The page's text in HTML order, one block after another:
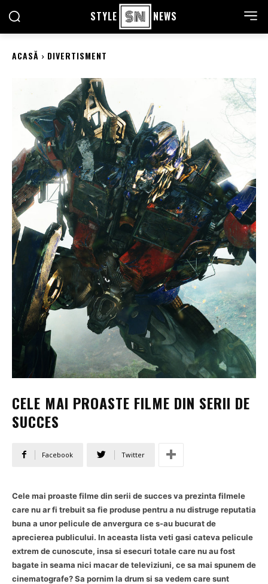
STYLE NEWS
ACASĂ DIVERTISMENT
CELE MAI PROASTE FILME DIN SERII DE
SUCCES
Facebook Twitter
Cele mai proaste filme din serii de succes va prezinta filmele
care nu ar fi trebuit sa fie produse pentru a nu distruge reputatia
buna a unor pelicule de anvergura ce s-au bucurat de
aprecierea publicului. In aceasta lista veti gasi cateva pelicule
extrem de cunoscute, insa si esecuri totale care nu au fost
bagate in seama nici macar de televiziuni, ce sa mai spunem de
cinematografe? Sa pornim la drum si sa vedem care sunt